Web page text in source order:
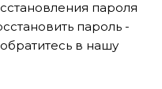
пароля
пароль -
в нашу